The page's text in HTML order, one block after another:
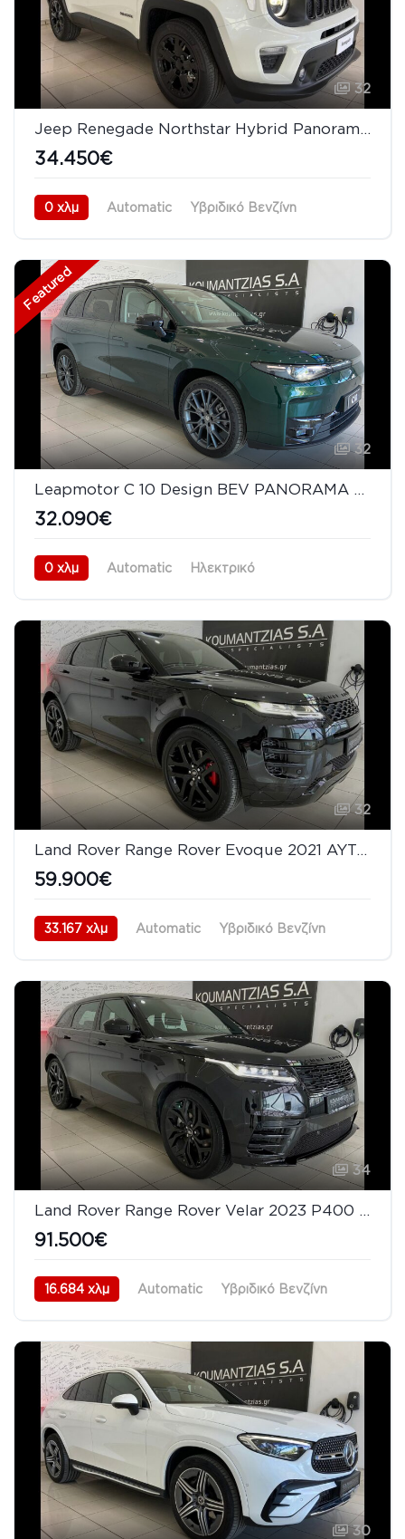
32
34.450€
0 χλμ Automatic
Υβριδικό Βενζίνη
Featured
32
32.090€
0 χλμ Automatic
Ηλεκτρικό
32
59.900€
33.167 χλμ Automatic
Υβριδικό Βενζίνη
34
91.500€
16.684 χλμ Automatic
Υβριδικό Βενζίνη
30